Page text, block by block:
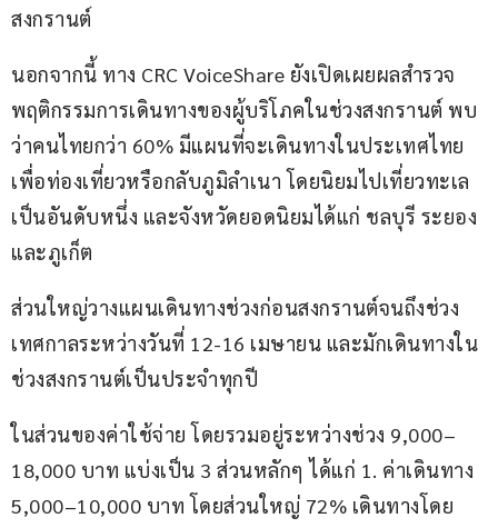
สงกรานต์
นอกจากนี้ ทาง CRC VoiceShare ยังเปิดเผยผลสำรวจ
พฤติกรรมการเดินทางของผู้บริโภคในช่วงสงกรานต์ พบ
ว่าคนไทยกว่า 60% มีแผนที่จะเดินทางในประเทศไทย
เพื่อท่องเที่ยวหรือกลับภูมิลำเนา โดยนิยมไปเที่ยวทะเล
เป็นอันดับหนึ่ง และจังหวัดยอดนิยมได้แก่ ชลบุรี ระยอง
และภูเก็ต
ส่วนใหญ่วางแผนเดินทางช่วงก่อนสงกรานต์จนถึงช่วง
เทศกาลระหว่างวันที่ 12-16 เมษายน และมักเดินทางใน
ช่วงสงกรานต์เป็นประจำทุกปี
ในส่วนของค่าใช้จ่าย โดยรวมอยู่ระหว่างช่วง 9,000–
18,000 บาท แบ่งเป็น 3 ส่วนหลักๆ ได้แก่ 1. ค่าเดินทาง
5,000–10,000 บาท โดยส่วนใหญ่ 72% เดินทางโดย